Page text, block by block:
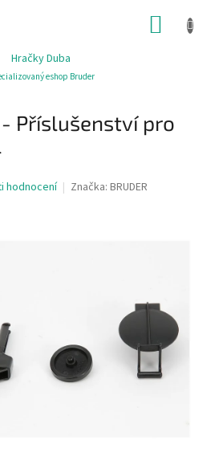
Hračky Duba
eshop Bruder
Příslušenství pro
hodnocení Značka: BRUDER